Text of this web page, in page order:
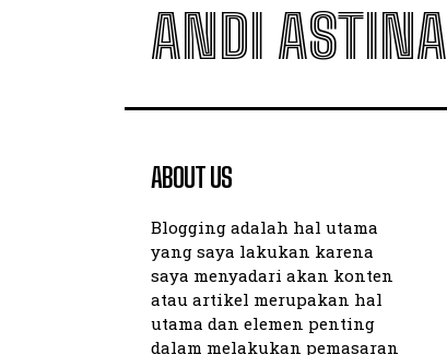
ANDI ASTINA
ABOUT US
Blogging adalah hal utama
yang saya lakukan karena
saya menyadari akan konten
atau artikel merupakan hal
utama dan elemen penting
dalam melakukan pemasaran